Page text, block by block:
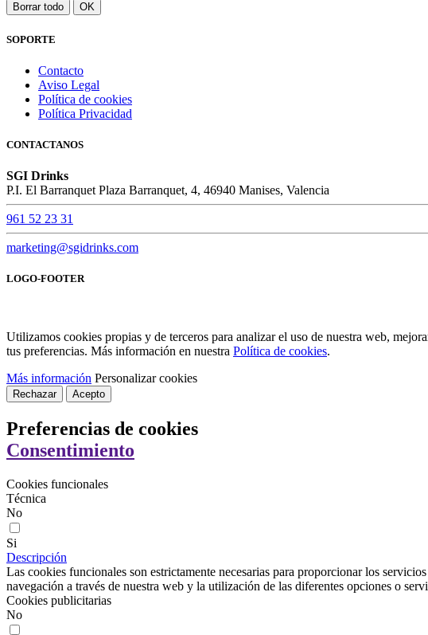
Borrar todo OK
SOPORTE
Contacto
Aviso Legal
Política de cookies
Política Privacidad
CONTACTANOS
SGI Drinks
P.I. El Barranquet Plaza Barranquet, 4, 46940 Manises, Valencia
961 52 23 31
marketing@sgidrinks.com
LOGO-FOOTER
Utilizamos cookies propias y de terceros para analizar el uso de nuestra web,
tus preferencias. Más información en nuestra Política de cookies.
Más información Personalizar cookies
Rechazar Acepto
Preferencias de cookies
Consentimiento
Cookies funcionales
Técnica
No
Si
Descripción
Las cookies funcionales son estrictamente necesarias para proporcionar los
navegación a través de nuestra web y la utilización de las diferentes opciones o
Cookies publicitarias
No